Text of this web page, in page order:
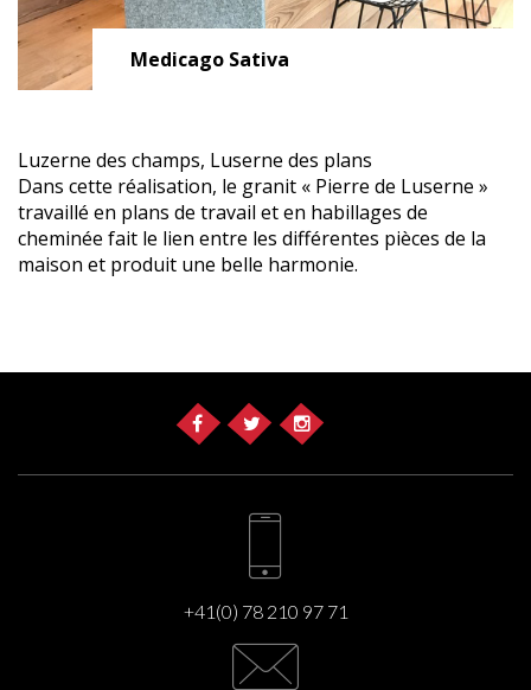
Medicago Sativa
Luzerne des champs, Luserne des plans
Dans cette réalisation, le granit « Pierre de Luserne »
travaillé en plans de travail et en habillages de
cheminée fait le lien entre les différentes pièces de la
maison et produit une belle harmonie.
+41(0) 78 210 97 71